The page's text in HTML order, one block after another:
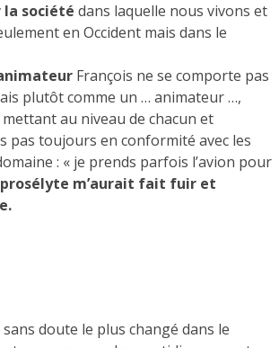
la société dans laquelle nous vivons et
en Occident mais dans le
François ne se comporte pas
plutôt comme un … animateur …,
au niveau de chacun et
pas toujours en conformité avec les
: « je prends parfois l’avion pour
m’aurait fait fuir et
doute le plus changé dans le